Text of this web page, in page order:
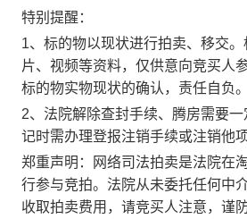
特别提醒 ：
1、 标的物以现状进行拍卖、移交。
片、视频等资料，仅供意向竞买人
标的物实物现状的确认，责任自负。
2、法院解除查封手续、腾房需要
记时需办理登报注销手续或注销他
郑重声明 ：网络司法拍卖是法院在
行参与竞拍。法院从未委托任何中
收取拍卖费用，请竞买人注意，谨